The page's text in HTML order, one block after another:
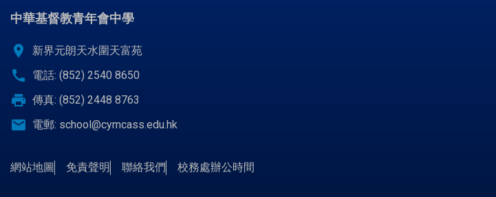
中華基督教青年會中學
location_on 新界元朗天水圍天富苑
call 電話: (852) 2540 8650
print 傳真: (852) 2448 8763
email 電郵: school@cymcass.edu.hk
網站地圖 免責聲明 聯絡我們 校務處辦公時間